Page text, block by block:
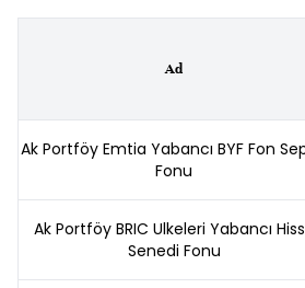
Ad
Ak Portföy Emtia Yabancı BYF Fon
Fonu
Ak Portföy BRIC Ulkeleri Yabancı
Senedi Fonu